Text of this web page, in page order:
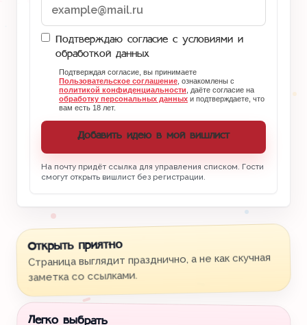
Подтверждаю согласие с условиями и
обработкой данных
Подтверждая согласие, вы принимаете
Пользовательское соглашение , ознакомлены с
политикой конфиденциальности , даёте согласие на
обработку персональных данных и подтверждаете, что
вам есть 18 лет.
Добавить идею в мой вишлист
На почту придёт ссылка для управления списком. Гости
смогут открыть вишлист без регистрации.
Открыть приятно
Страница выглядит празднично, а не как скучная
заметка со ссылками.
Легко выбрать